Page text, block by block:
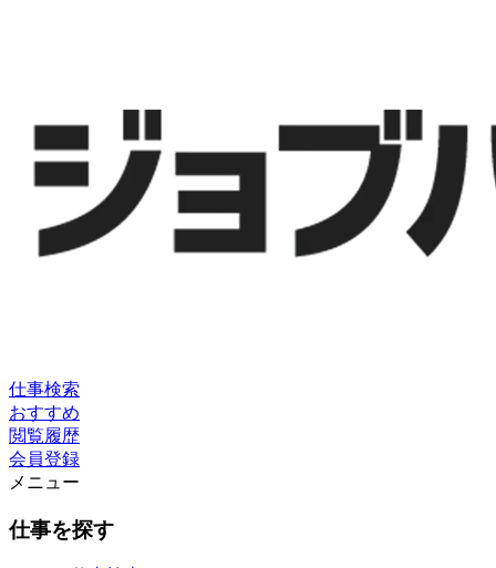
仕事検索
おすすめ
閲覧履歴
会員登録
メニュー
仕事を探す